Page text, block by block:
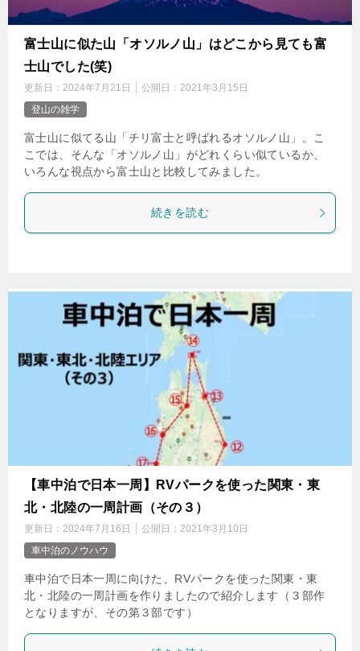
富士山に似た山「オソルノ山」はどこから見ても富
士山でした(笑)
更新日： 2024年7月21日 公開日： 2021年3月15日
登山の雑学
富士山に似てる山「チリ富士と呼ばれるオソルノ山」。こ
こでは、そんな「オソルノ山」がどれくらい似ているか、
いろんな視点から富士山と比較してみました。
続きを読む
【車中泊で日本一周】RVパークを使った関東・東
北・北陸の一周計画（その３）
更新日： 2024年7月16日 公開日： 2021年3月10日
車中泊のノウハウ
車中泊で日本一周に向けた、RVパークを使った関東・東
北・北陸の一周計画を作りましたので紹介します（３部作
となりますが、その第３部です）